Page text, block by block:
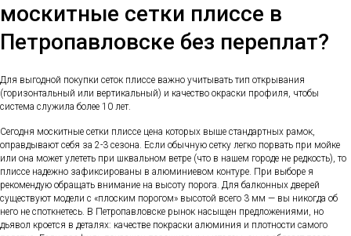
москитные сетки плиссе в
Петропавловске без переплат?
Для выгодной покупки сеток плиссе важно учитывать тип открывания
(горизонтальный или вертикальный) и качество окраски профиля, чтобы
система служила более 10 лет.
Сегодня москитные сетки плиссе цена которых выше стандартных рамок,
оправдывают себя за 2-3 сезона. Если обычную сетку легко порвать при мойке
или она может улететь при шквальном ветре (что в нашем городе не редкость), то
плиссе надежно зафиксированы в алюминиевом контуре. При выборе я
рекомендую обращать внимание на высоту порога. Для балконных дверей
существуют модели с «плоским порогом» высотой всего 3 мм — вы никогда об
него не споткнетесь. В Петропавловске рынок насыщен предложениями, но
дьявол кроется в деталях: качестве покраски алюминия и плотности самого